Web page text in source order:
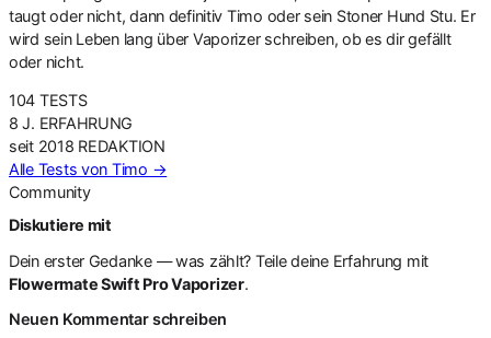
taugt oder nicht, dann definitiv Timo oder sein Stoner Hund Stu. Er
wird sein Leben lang über Vaporizer schreiben, ob es dir gefällt
oder nicht.
104 TESTS
8 J. ERFAHRUNG
seit 2018 REDAKTION
Alle Tests von Timo →
Community
Diskutiere mit
Dein erster Gedanke — was zählt? Teile deine Erfahrung mit
Flowermate Swift Pro Vaporizer.
Neuen Kommentar schreiben